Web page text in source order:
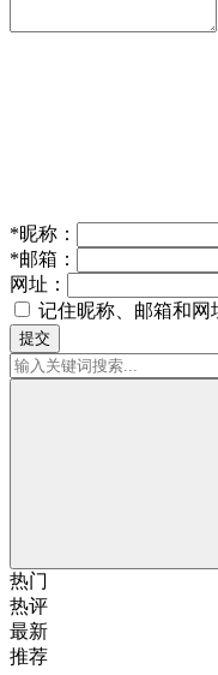
*昵称：
*邮箱：
网址：
记住昵称、邮箱和网
提交
热门
热评
最新
推荐